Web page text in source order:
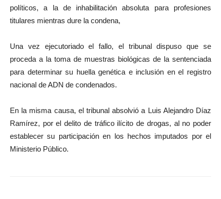
políticos, a la de inhabilitación absoluta para profesiones
titulares mientras dure la condena,
Una vez ejecutoriado el fallo, el tribunal dispuso que se
proceda a la toma de muestras biológicas de la sentenciada
para determinar su huella genética e inclusión en el registro
nacional de ADN de condenados.
En la misma causa, el tribunal absolvió a Luis Alejandro Díaz
Ramírez, por el delito de tráfico ilícito de drogas, al no poder
establecer su participación en los hechos imputados por el
Ministerio Público.